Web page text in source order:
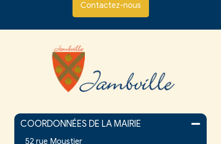
Contactez-nous
COORDONNÉES DE LA MAIRIE
52 rue Moustier